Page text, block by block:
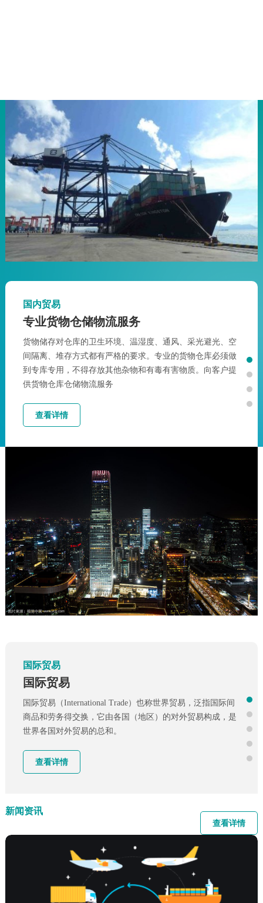
国内贸易
专业货物仓储物流服务
货物储存对仓库的卫生环境、温湿度、通风、采光避光、空
间隔离、堆存方式都有严格的要求。专业的货物仓库必须做
到专库专用，不得存放其他杂物和有毒有害物质。向客户提
供货物仓库仓储物流服务
查看详情
专业进口清关
清关（Customs Clearance）即结关，是指进出口货物和转运
货物进入或出口一国海关关境或国境必须向海关和商检申
报，办理海关和商检规定的各项手续。进口清关包括进口报
检和进口报关两部分。
查看详情
国际贸易
国际贸易
国际贸易（International Trade）也称世界贸易，泛指国际间
商品和劳务得交换，它由各国（地区）的对外贸易构成，是
世界各国对外贸易的总和。
查看详情
新闻资讯
查看详情